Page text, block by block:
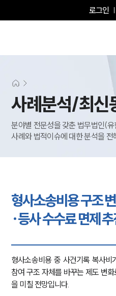
로그인
사례분석/최신
분야별 전문성을 갖춘 법무법인(유
사례와 법적이슈에 대한 분석을 전
형사소송비용 구조
·등사 수수료 면제
형사소송비용 중 사건기록 복사
참여 구조 자체를 바꾸는 제도 변
을 미칠 전망입니다.